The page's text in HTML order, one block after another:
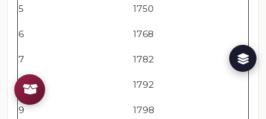
5 1750
6 1768
7 1782
8 1792
9 1798